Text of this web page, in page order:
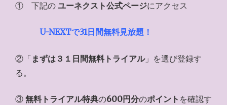
① 下記の ユーネクスト公式ページにアクセス
U-NEXTで31日間無料見放題！
②「 まずは３１日間無料トライアル」を選び登録す
る。
③ 無料トライアル特典の600円分のポイント を確認す